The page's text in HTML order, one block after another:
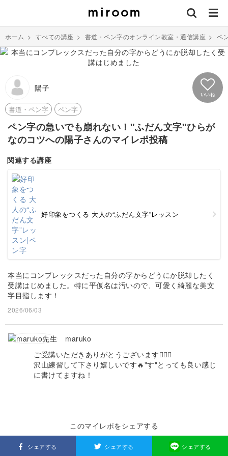
ホーム > すべての講座 > 書道・ペン字のオンライン教室・通信講座 > ペ
陽子
いいね
書道・ペン字 ペン字
ペン字の急いでも崩れない！"ふだん文字"ひらが
なのコツへの陽子さんのマイレポ投稿
関連する講座
好印象をつくる 大人の“ふだん文字”レッスン
本当にコンプレックスだった自分の字からどうにか脱却したく
受講はじめました。特に平仮名は汚いので、可愛く綺麗な美文
字目指します！
2026/06/03
maruko
ご受講いただきありがとうございます🙇🏻‍♀️
沢山練習して下さり嬉しいです🔥"す"とっても良い感じ
に書けてますね！
このマイレポをシェアする
シェアする シェアする シェアする